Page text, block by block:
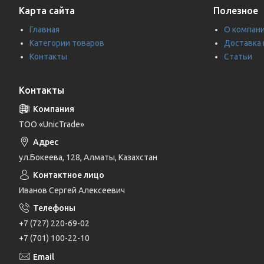
Карта сайта
Главная
Категории товаров
Контакты
Полезное
О
Доставка
Статьи
Контакты
ТОО «UnicTrade»
ул.Бокеева, 128, Алматы, Казахстан
Иванов Сергей Алексеевич
+7 (727) 220-69-02
+7 (701) 100-22-10